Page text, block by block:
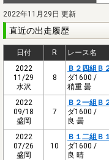
2022年11月29日 更新
直近の出走履歴
日付 R レース名
2022
11/29
水沢
8
Ｂ２四組Ｂ
ダ1600 /
稍重 曇
2022
09/18
盛岡
7
Ｂ２一組Ｂ
ダ1600 /
良 曇
2022
07/26
盛岡
10
Ｂ１二組Ｂ
ダ1600 /
良 晴